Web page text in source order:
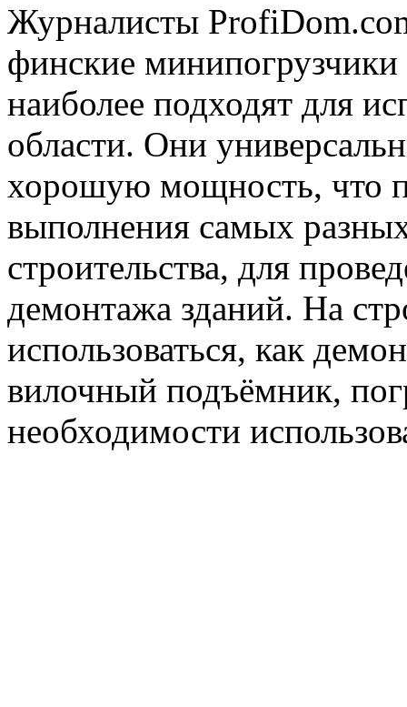
Журналисты
финские
наиболее подходят для
области. Они
хорошую мощность, что
выполнения самых
строительства, для
демонтажа зданий. На
использоваться, как
вилочный подъёмник,
необходимости